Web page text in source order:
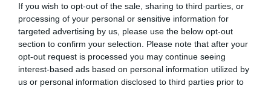
If you wish to opt-out of the sale, sharing to third parties, or
processing of your personal or sensitive information for
targeted advertising by us, please use the below opt-out
section to confirm your selection. Please note that after your
opt-out request is processed you may continue seeing
interest-based ads based on personal information utilized by
us or personal information disclosed to third parties prior to
29.05.2026 00:01